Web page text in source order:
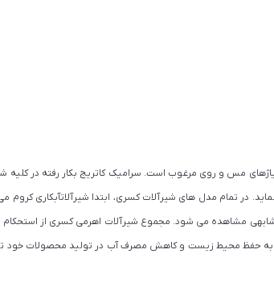
مس و روی مرغوب است. سرامیک کاتریج بکار رفته در
در تمام مدل های شیرآلات کسری، ابتدا شیرآلاتآبکاری
محصول مشابهی مشاهده می شود. مجموع شیرآلات اهرمی کسری از
به حفظ محیط زیست و کاهش مصرف آب در تولید محصولات خود